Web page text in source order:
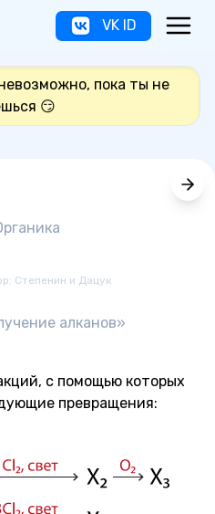
VK ID
пока ты не
😏
Степенин и Дацук
алканов»
с помощью которых
превращения: